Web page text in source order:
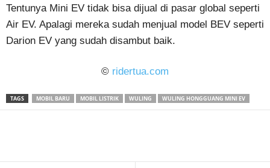
Tentunya Mini EV tidak bisa dijual di pasar global seperti
Air EV. Apalagi mereka sudah menjual model BEV seperti
Darion EV yang sudah disambut baik.
© ridertua.com
TAGS MOBIL BARU MOBIL LISTRIK WULING WULING HONGGUANG MINI EV